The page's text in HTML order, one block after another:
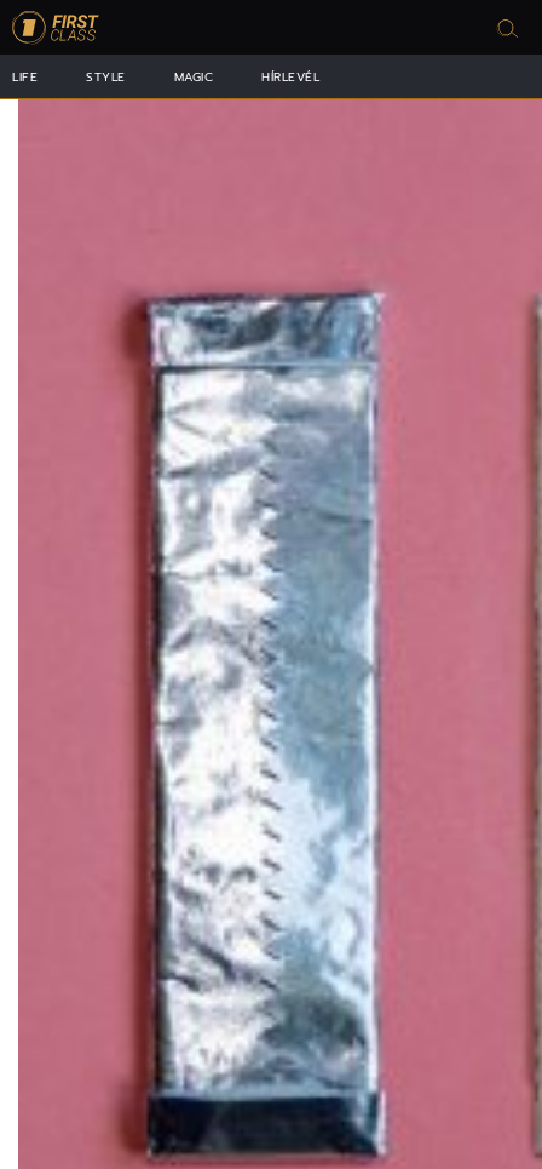
LIFE STYLE MAGIC HÍRLEVÉL